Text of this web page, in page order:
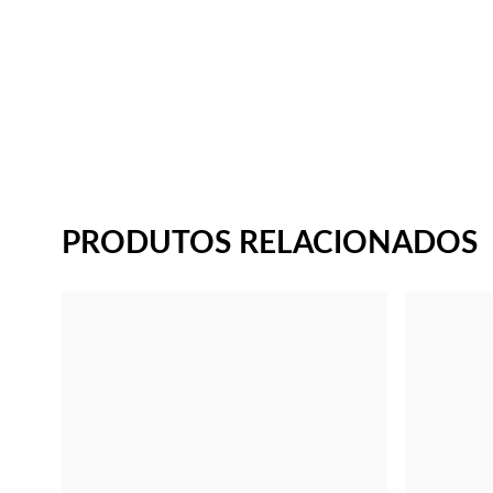
PRODUTOS RELACIONADOS